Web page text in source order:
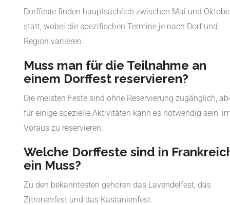
Dorffeste finden hauptsächlich zwischen Mai und
statt, wobei die spezifischen Termine je nach Dorf und
Region variieren.
Muss man für die Teilnahme an
einem Dorffest reservieren?
Die meisten Feste sind ohne Reservierung zugänglich,
für einige spezielle Aktivitäten kann es notwendig sein,
Voraus zu reservieren.
Welche Dorffeste sind in
ein Muss?
Zu den bekanntesten gehören das Lavendelfest, das
Zitronenfest und das Kastanienfest.